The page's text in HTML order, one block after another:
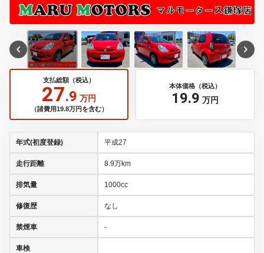
支払総額（税込）
27.9 万円
（諸費用19.8万円を含む）
本体価格（税込）
19.9 万円
年式(初度登録) 平成27
走行距離 8.9万km
排気量 1000cc
修復歴 なし
禁煙車 -
車検